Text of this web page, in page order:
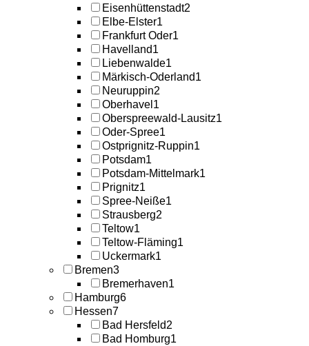
Eisenhüttenstadt2
Elbe-Elster1
Frankfurt Oder1
Havelland1
Liebenwalde1
Märkisch-Oderland1
Neuruppin2
Oberhavel 1
Oberspreewald-Lausitz1
Oder-Spree1
Ostprignitz-Ruppin1
Potsdam1
Potsdam-Mittelmark1
Prignitz1
Spree-Neiße1
Strausberg2
Teltow1
Teltow-Fläming1
Uckermark1
Bremen3
Bremerhaven1
Hamburg6
Hessen7
Bad Hersfeld2
Bad Homburg1